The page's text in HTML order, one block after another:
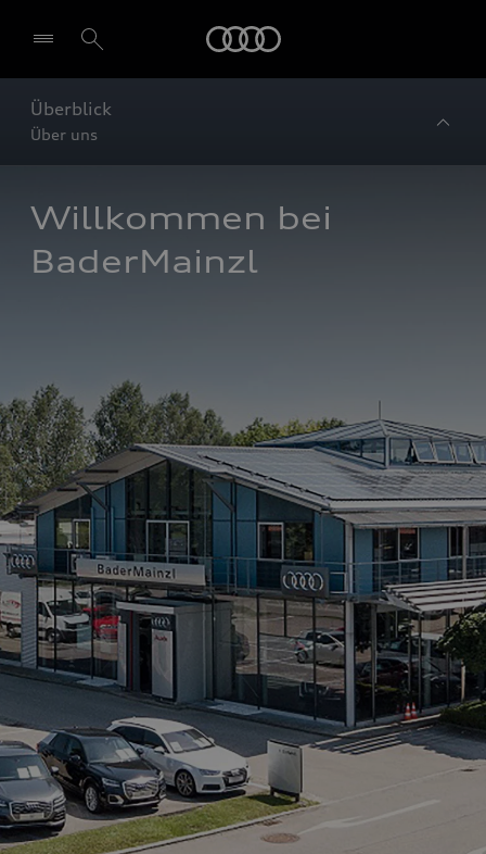
Überblick
Über uns
Willkommen bei
BaderMainzl